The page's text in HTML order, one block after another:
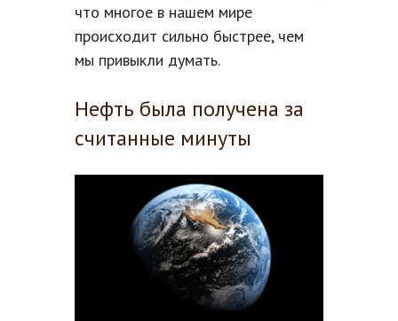
что многое в нашем мире
происходит сильно быстрее, чем
мы привыкли думать.
Нефть была получена за
считанные минуты